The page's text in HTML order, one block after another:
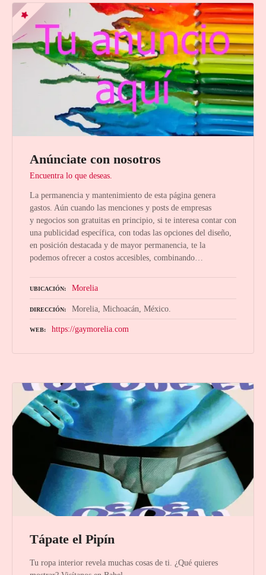
Anúnciate con nosotros
Encuentra lo que deseas.
La permanencia y mantenimiento de esta página genera
gastos. Aún cuando las menciones y posts de empresas
y negocios son gratuitas en principio, si te interesa contar con
una publicidad específica, con todas las opciones del diseño,
en posición destacada y de mayor permanencia, te la
podemos ofrecer a costos accesibles, combinando…
UBICACIÓN Morelia
DIRECCIÓN Morelia, Michoacán, México.
WEB https://gaymorelia.com
Tápate el Pipín
Tu ropa interior revela muchas cosas de ti. ¿Qué quieres